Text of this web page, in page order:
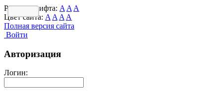
Размер шрифта: A A A
Цвет сайта: A A A A
Полная версия сайта
Войти
Авторизация
Логин: